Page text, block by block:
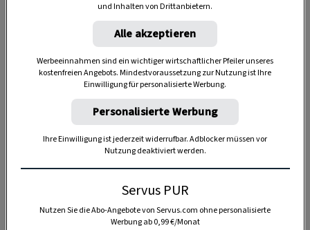
Trocknen aufgehängt. Noch heute werden
dafür die Blätter um den Kolben kopfüber
zusammengebunden, um eine Art Henkel zu
formen. So vor Mäusen sicher, wird der Riebel
dann bei Bedarf abgenommen und zu
„Türggamehl“ vermahlen . Gemahlen wurde
händisch daheim oder in einer der vielen
Mühlen, die es früher noch gab. Das
Hinbringen war Aufgabe der Kinder, die dann
mit dem Handwagen loszogen.
und Inhalten von Drittanbietern.
Alle akzeptieren
Werbeeinnahmen sind ein wichtiger wirtschaftlicher Pfeiler unseres
kostenfreien Angebots. Mindestvoraussetzung zur Nutzung ist Ihre
Einwilligung für personalisierte Werbung.
Personalisierte Werbung
Ihre Einwilligung ist jederzeit widerrufbar. Adblocker müssen vor
Nutzung deaktiviert werden.
Servus PUR
Nutzen Sie die Abo-Angebote von Servus.com ohne personalisierte
Werbung ab 0,99 €/Monat